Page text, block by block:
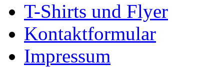
T-Shirts und Flyer
Kontaktformular
Impressum